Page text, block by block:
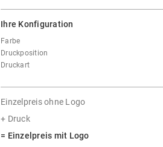
Ihre Konfiguration
Farbe
Druckposition
Druckart
Einzelpreis ohne Logo
+ Druck
= Einzelpreis mit Logo